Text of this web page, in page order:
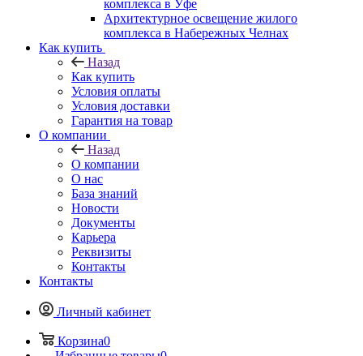
комплекса в Уфе
Архитектурное освещение жилого
комплекса в Набережных Челнах
Как купить
Назад
Как купить
Условия оплаты
Условия доставки
Гарантия на товар
О компании
Назад
О компании
О нас
База знаний
Новости
Документы
Карьера
Реквизиты
Контакты
Контакты
Личный кабинет
Корзина0